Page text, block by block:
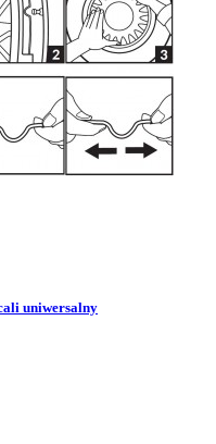
uniwersalny